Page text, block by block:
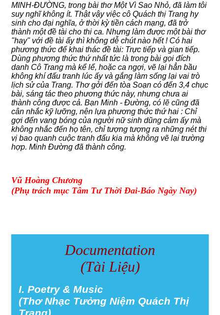
MINH-ĐƯỜNG, trong bài thơ Một Vì Sao Nhỏ, đã làm tôi
suy nghĩ không ít. Thật vậy việc cô Quách thị Trang hy
sinh cho đại nghĩa, ở thời kỳ tiền cách mạng, đã trở
thành một đề tài cho thi ca. Nhưng làm được một bài thơ
"hay" với đề tài ấy thì không dễ chút nào hết ! Có hai
phương thức để khai thác đề tài: Trực tiếp và gian tiếp.
Dùng phương thức thứ nhất tức là trong bài gọi đích
danh Cô Trang mà kể lể, hoặc ca ngợi, vẽ lại hẳn bầu
không khí đấu tranh lúc ấy và gắng làm sống lại vai trò
lịch sử của Trang. Thơ gởi đến tòa Soạn có đến 3,4 chục
bài, sáng tác theo phương thức này, nhưng chưa ai
thành công được cả. Bạn Minh - Đường, có lẽ cũng đã
cân nhắc kỹ lưỡng, nên lựa phương thức thứ hai : Chỉ
gợi đến vang bóng của người nữ sinh dũng cảm ấy mà
không nhắc đến họ tên, chỉ tượng tượng ra những nét thi
vị bao quanh cuộc tranh đấu kia mà không vẽ lại trường
hợp. Minh Đường đã thành công.
Vũ Hoàng Chương
(Phụ trách mục Tâm Tư Thời Đai-Báo Ngày Nay)
Documentation
(Tài Liệu)
I. Poetry & Music
(Thơ Nhạc Tưởng Niệm Quách Thị